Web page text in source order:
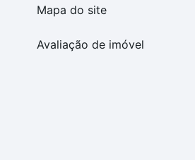
Mapa do site
Avaliação de imóvel